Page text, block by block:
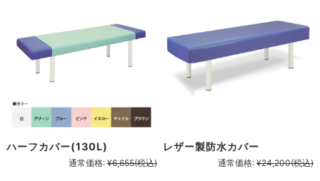
ハーフカバー(130L)
通常価格: ¥6,655(税込)
レザー製防水カバー
通常価格: ¥24,200(税込)